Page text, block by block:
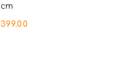
cm
Cena:
399.00